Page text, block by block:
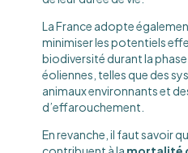
La France adopte
minimiser les potentiels
biodiversité durant la
éoliennes, telles que des
animaux environnants et
d’effarouchement.
En revanche, il faut savoir